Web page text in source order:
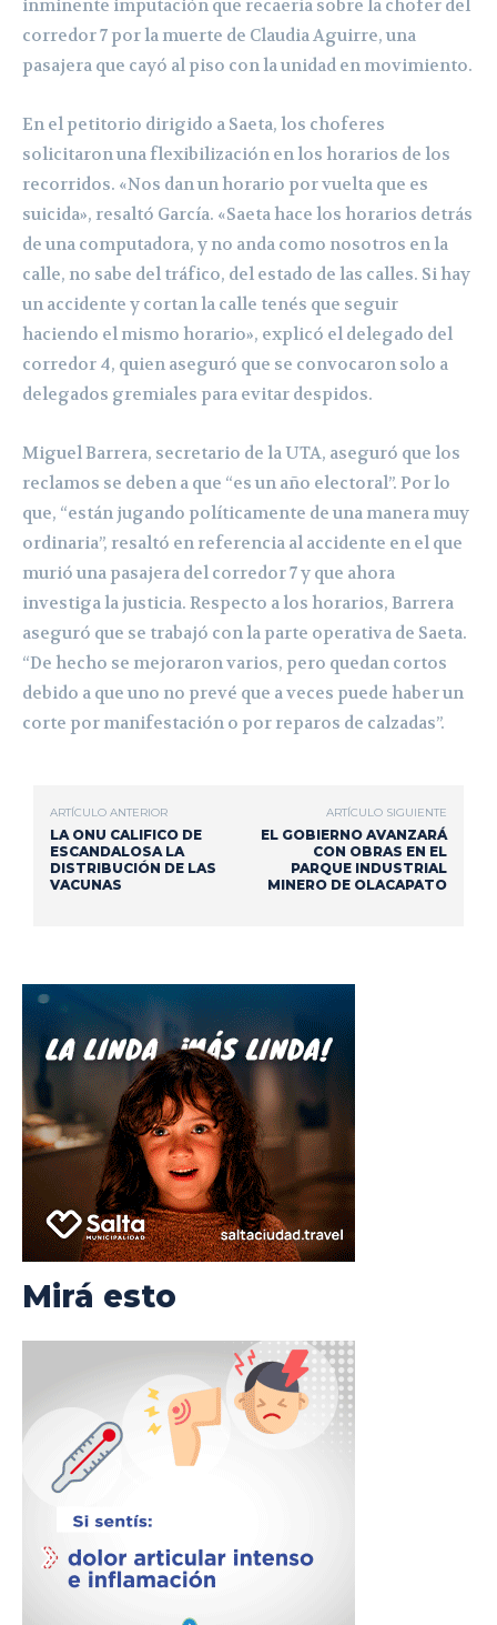
inminente imputación que recaería sobre la chofer del
corredor 7 por la muerte de Claudia Aguirre, una
pasajera que cayó al piso con la unidad en movimiento.
En el petitorio dirigido a Saeta, los choferes
solicitaron una flexibilización en los horarios de los
recorridos. «Nos dan un horario por vuelta que es
suicida», resaltó García. «Saeta hace los horarios detrás
de una computadora, y no anda como nosotros en la
calle, no sabe del tráfico, del estado de las calles. Si hay
un accidente y cortan la calle tenés que seguir
haciendo el mismo horario», explicó el delegado del
corredor 4, quien aseguró que se convocaron solo a
delegados gremiales para evitar despidos.
Miguel Barrera, secretario de la UTA, aseguró que los
reclamos se deben a que “es un año electoral”. Por lo
que, “están jugando políticamente de una manera muy
ordinaria”, resaltó en referencia al accidente en el que
murió una pasajera del corredor 7 y que ahora
investiga la justicia. Respecto a los horarios, Barrera
aseguró que se trabajó con la parte operativa de Saeta.
“De hecho se mejoraron varios, pero quedan cortos
debido a que uno no prevé que a veces puede haber un
corte por manifestación o por reparos de calzadas”.
ARTÍCULO ANTERIOR
LA ONU CALIFICO DE
ESCANDALOSA LA
DISTRIBUCIÓN DE LAS
VACUNAS
ARTÍCULO SIGUIENTE
EL GOBIERNO AVANZARÁ
CON OBRAS EN EL
PARQUE INDUSTRIAL
MINERO DE OLACAPATO
Mirá esto